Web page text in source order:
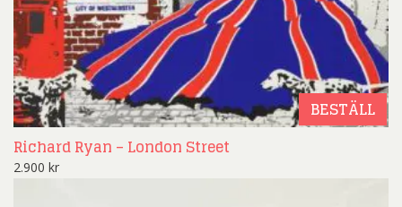
BESTÄLL
Richard Ryan – London Street
2.900 kr